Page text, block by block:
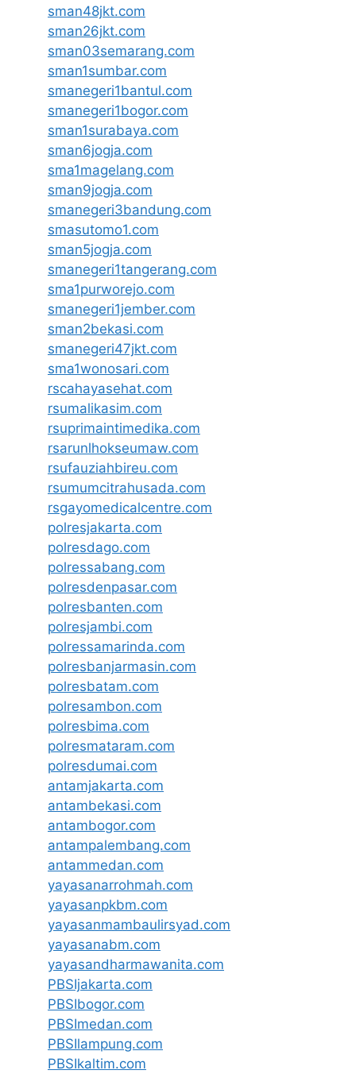
sman48jkt.com
sman26jkt.com
sman03semarang.com
sman1sumbar.com
smanegeri1bantul.com
smanegeri1bogor.com
sman1surabaya.com
sman6jogja.com
sma1magelang.com
sman9jogja.com
smanegeri3bandung.com
smasutomo1.com
sman5jogja.com
smanegeri1tangerang.com
sma1purworejo.com
smanegeri1jember.com
sman2bekasi.com
smanegeri47jkt.com
sma1wonosari.com
rscahayasehat.com
rsumalikasim.com
rsuprimaintimedika.com
rsarunlhokseumaw.com
rsufauziahbireu.com
rsumumcitrahusada.com
rsgayomedicalcentre.com
polresjakarta.com
polresdago.com
polressabang.com
polresdenpasar.com
polresbanten.com
polresjambi.com
polressamarinda.com
polresbanjarmasin.com
polresbatam.com
polresambon.com
polresbima.com
polresmataram.com
polresdumai.com
antamjakarta.com
antambekasi.com
antambogor.com
antampalembang.com
antammedan.com
yayasanarrohmah.com
yayasanpkbm.com
yayasanmambaulirsyad.com
yayasanabm.com
yayasandharmawanita.com
PBSIjakarta.com
PBSIbogor.com
PBSImedan.com
PBSIlampung.com
PBSIkaltim.com